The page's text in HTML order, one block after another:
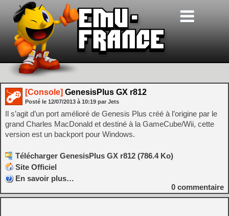
[Console] GenesisPlus GX r812
Posté le 12/07/2013 à 10:19 par Jets
Il s’agit d’un port amélioré de Genesis Plus créé à l’origine par le
grand Charles MacDonald et destiné à la GameCube/Wii, cette
version est un backport pour Windows.
Télécharger GenesisPlus GX r812 (786.4 Ko)
Site Officiel
En savoir plus…
0 commentaire